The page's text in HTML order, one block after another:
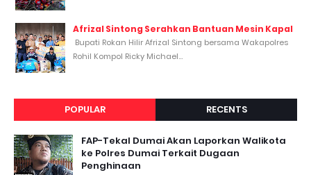
Afrizal Sintong Serahkan Bantuan Mesin Kapal
Bupati Rokan Hilir Afrizal Sintong bersama Wakapolres
Rohil Kompol Ricky Michael...
POPULAR RECENTS
FAP-Tekal Dumai Akan Laporkan Walikota
ke Polres Dumai Terkait Dugaan
Penghinaan